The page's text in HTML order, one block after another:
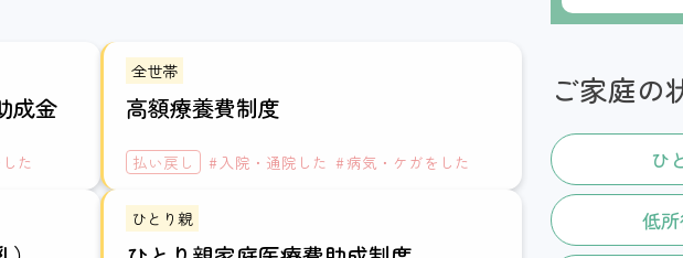
成金
た
全世帯
高額療養費制度
払い戻し 入院・通院した 病気・ケガをした
ひとり親
ご家庭の
ひ
低